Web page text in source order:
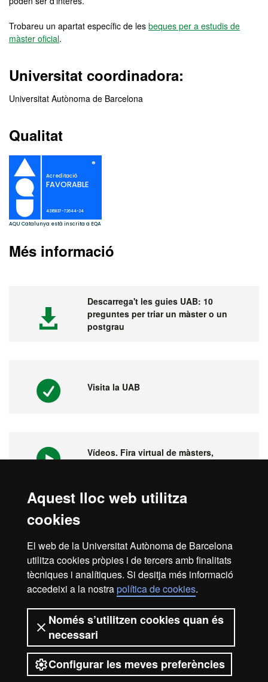
Aquest lloc web utilitza
cookies
El web de la Universitat Autònoma de Barcelona
utilitza cookies pròpies i de tercers amb finalitats
tècniques i analítiques. Si desitja més informació
accedeixi a la nostrapolítica de cookies.
Només s’utilitzen cookies quan és
necessari
Configurar les meves preferències
Trobareu un apartat específic de les beques per a estudis de
màster oficial.
Universitat coordinadora:
Universitat Autònoma de Barcelona
Qualitat
Més informació
Descarrega't les guies UAB: 10
preguntes per triar un màster o un
postgrau
Visita la UAB
Vídeos. Fira virtual de màsters,
Avís legal Protecció de dades
Sobre el web
Accessibilitat web
2026 Universitat Autònoma de